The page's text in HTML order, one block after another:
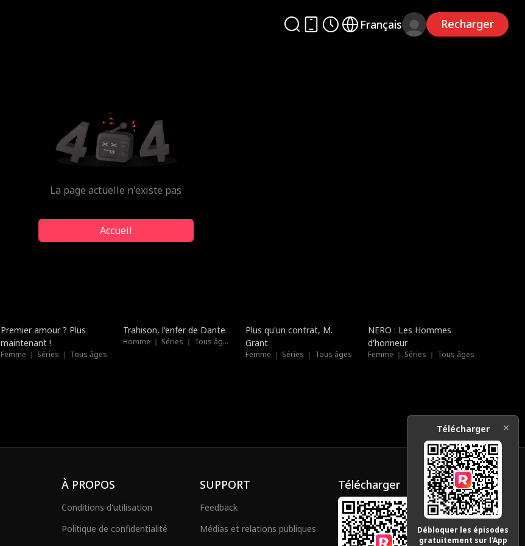
Français Recharger
La page actuelle n'existe pas
Accueil
Nouveau
Premier amour ? Plus
maintenant !
Femme ｜ Séries ｜ Tous âges
Doublé
Trahison, l'enfer de Dante
Homme ｜ Séries ｜ Tous âges
Nouveau
Plus qu'un contrat, M.
Grant
Femme ｜ Séries ｜ Tous âges
Doublé
NERO : Les Hommes
d'honneur
Femme ｜ Séries ｜ Tous âges
À PROPOS
Conditions d'utilisation
Politique de confidentialité
SUPPORT
Feedback
Médias et relations publiques
Télécharger
Télécharger
Débloquer les épisodes
gratuitement sur l'App